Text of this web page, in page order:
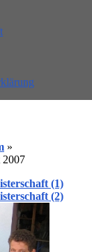
»
2007